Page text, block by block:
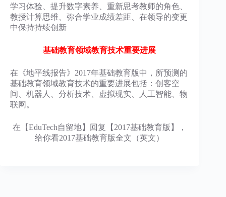
学习体验、提升数字素养、重新思考教师的角色、
教授计算思维、弥合学业成绩差距、在领导的变更
中保持持续创新
基础教育领域教育技术重要进展
在《地平线报告》2017年基础教育版中，所预测的
基础教育领域教育技术的重要进展包括：创客空
间、机器人、分析技术、虚拟现实、人工智能、物
联网。
在【EduTech自留地】回复【2017基础教育版】，
给你看2017基础教育版全文（英文）